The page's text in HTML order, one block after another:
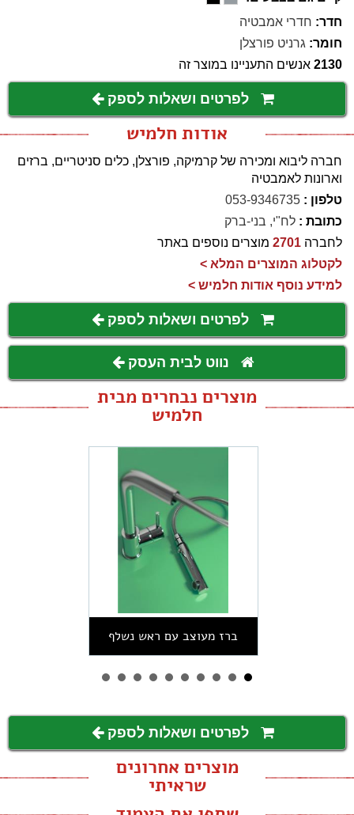
חדר: חדרי אמבטיה
חומר: גרניט פורצלן
2130 אנשים התעניינו במוצר זה
לפרטים ושאלות לספק
אודות חלמיש
חברה ליבוא ומכירה של קרמיקה, פורצלן, כלים סניטריים, ברזים
וארונות לאמבטיה
טלפון : 053-9346735
כתובת : לח"י, בני-ברק
לחברה 2701 מוצרים נוספים באתר
לקטלוג המוצרים המלא >
למידע נוסף אודות חלמיש >
לפרטים ושאלות לספק
נווט לבית העסק
מוצרים נבחרים מבית
חלמיש
ברז מעוצב עם ראש נשלף
לפרטים ושאלות לספק
מוצרים אחרונים
שראיתי